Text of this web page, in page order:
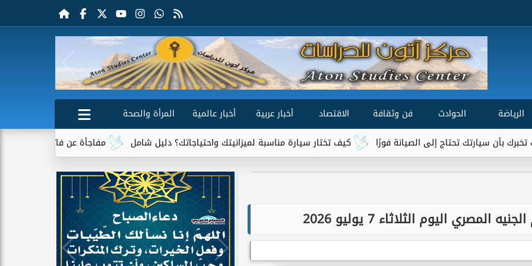
الرياضة الحوادث فن وثقافة الاقتصاد أخبار عربية أخبار عالمية
المرأة والصحة
مفاجأة عن فاتورة الكهرباء.. جهاز واحد
كيف تختار سيارة مناسبة لميزانيتك واحتياجاتك؟ دليل شامل تحتاج إلى الصيانة فورًا
اليوم الثلاثاء 7 يوليو 2026